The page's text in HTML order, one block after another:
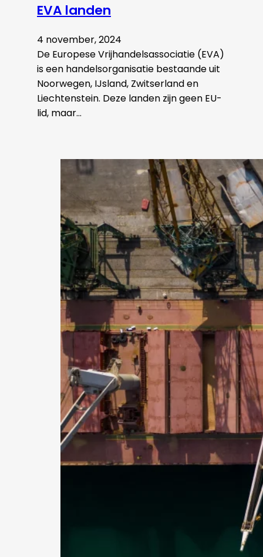
EVA landen
4 november, 2024
De Europese Vrijhandelsassociatie (EVA)
is een handelsorganisatie bestaande uit
Noorwegen, IJsland, Zwitserland en
Liechtenstein. Deze landen zijn geen EU-
lid, maar…